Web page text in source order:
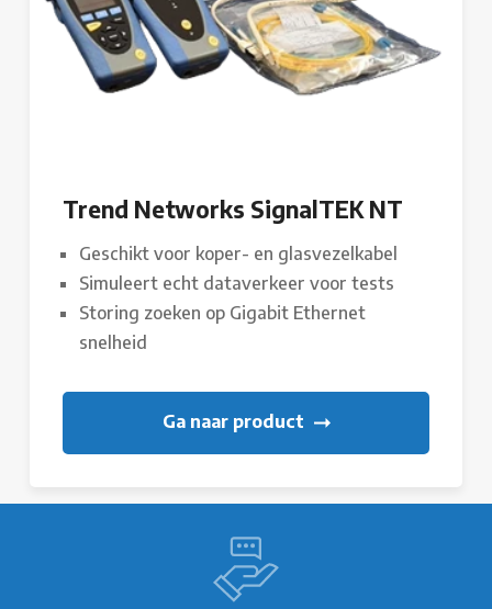
Trend Networks SignalTEK NT
Geschikt voor koper- en glasvezelkabel
Simuleert echt dataverkeer voor tests
Storing zoeken op Gigabit Ethernet
snelheid
Ga naar product